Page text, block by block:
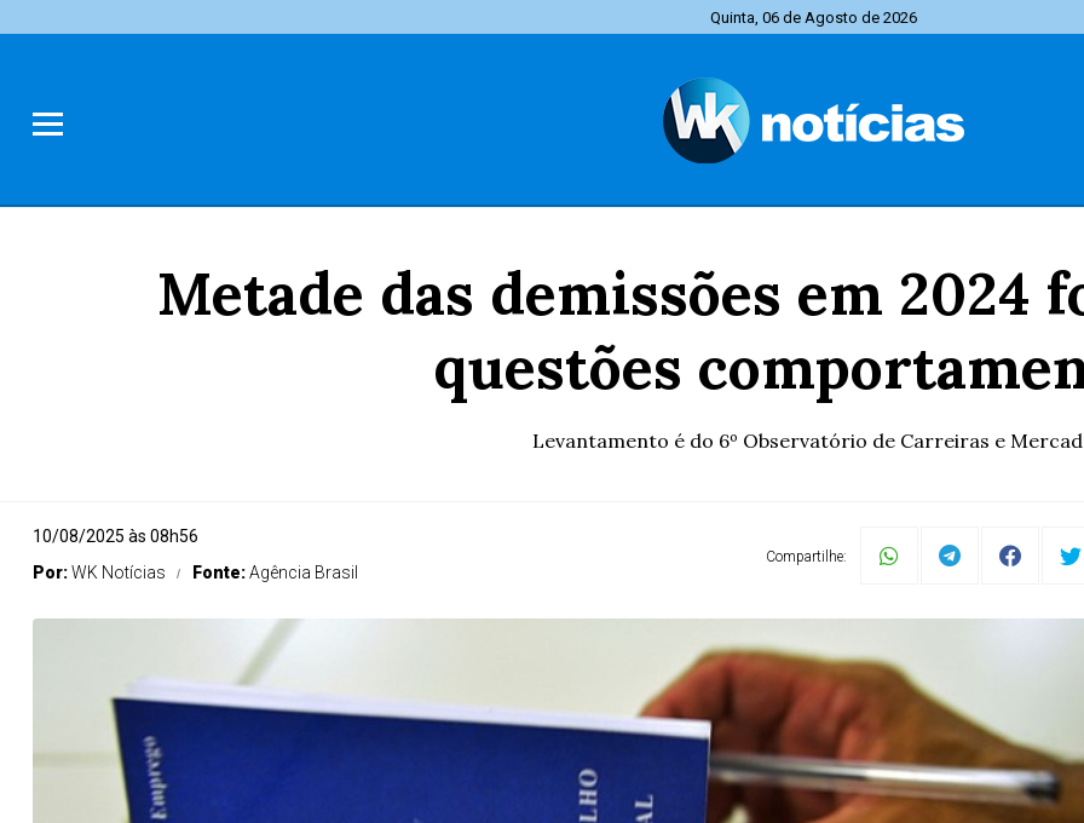
Quinta, 06 de Agosto de 2026
Metade das demissões em 2024
questões
Levantamento é do 6º Observatório de Carreiras e
10/08/2025 às 08h56
Por:WK Notícias Fonte:Agência Brasil
Compartilhe: